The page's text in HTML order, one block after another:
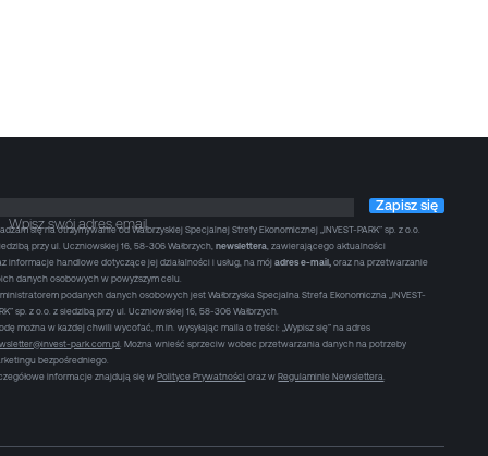
Wpisz swój adres email
Zapisz się
się na otrzymywanie od Wałbrzyskiej Specjalnej Strefy Ekonomicznej „INVEST-PARK” sp. z o.o.
przy ul. Uczniowskiej 16, 58-306 Wałbrzych,newslettera, zawierającego aktualności
informacje handlowe dotyczące jej działalności i usług, na mójadres e-mail,oraz na przetwarzanie
danych osobowych w powyższym celu.
podanych danych osobowych jest Wałbrzyska Specjalna Strefa Ekonomiczna „INVEST-
sp. z o.o. z siedzibą przy ul. Uczniowskiej 16, 58-306 Wałbrzych.
można w każdej chwili wycofać, m.in. wysyłając maila o treści: „Wypisz się” na adres
park.com.pl. Można wnieść sprzeciw wobec przetwarzania danych na potrzeby
bezpośredniego.
informacje znajdują się wPolityce Prywatności oraz wRegulaminie Newslettera.